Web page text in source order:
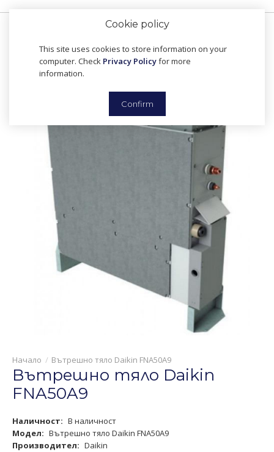
Cookie policy
This site uses cookies to store information on your
computer. Check Privacy Policyfor more
information.
Confirm
Вътрешно тяло Daikin FNA50A9
Вътрешно тяло Daikin
FNA50A9
Наличност: В наличност
Модел: Вътрешно тяло Daikin FNA50A9
Производител: Daikin